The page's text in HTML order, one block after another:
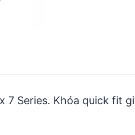
Series. Khóa quick fit